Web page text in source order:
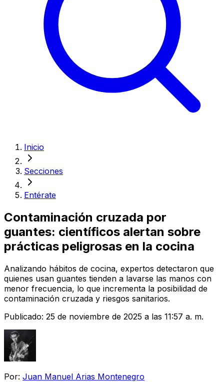
Inicio
Secciones
Entérate
Contaminación cruzada por
guantes: científicos alertan sobre
prácticas peligrosas en la cocina
Analizando hábitos de cocina, expertos detectaron que
quienes usan guantes tienden a lavarse las manos con
menor frecuencia, lo que incrementa la posibilidad de
contaminación cruzada y riesgos sanitarios.
Publicado: 25 de noviembre de 2025 a las 11:57 a. m.
Por: Juan Manuel Arias Montenegro